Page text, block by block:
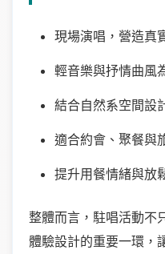
現場演唱，營造真
輕音樂與抒情曲風
結合自然系空間設
適合約會、聚餐與
提升用餐情緒與放
整體而言，駐唱活動不
體驗設計的重要一環，